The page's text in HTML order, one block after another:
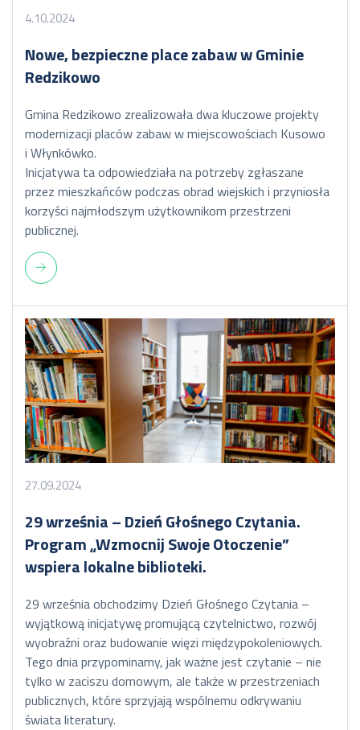
4.10.2024
Nowe, bezpieczne place zabaw w Gminie
Redzikowo
Gmina Redzikowo zrealizowała dwa kluczowe projekty
modernizacji placów zabaw w miejscowościach Kusowo
i Włynkówko.
Inicjatywa ta odpowiedziała na potrzeby zgłaszane
przez mieszkańców podczas obrad wiejskich i przyniosła
korzyści najmłodszym użytkownikom przestrzeni
publicznej.
27.09.2024
29 września – Dzień Głośnego Czytania.
Program „Wzmocnij Swoje Otoczenie”
wspiera lokalne biblioteki.
29 września obchodzimy Dzień Głośnego Czytania –
wyjątkową inicjatywę promującą czytelnictwo, rozwój
wyobraźni oraz budowanie więzi międzypokoleniowych.
Tego dnia przypominamy, jak ważne jest czytanie – nie
tylko w zaciszu domowym, ale także w przestrzeniach
publicznych, które sprzyjają wspólnemu odkrywaniu
świata literatury.